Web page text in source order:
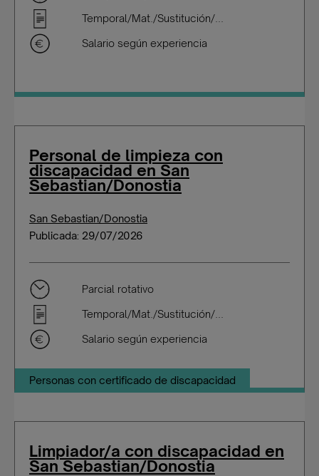
Temporal/Mat./Sustitución/...
Salario según experiencia
Personal de limpieza con
discapacidad en San
Sebastian/Donostia
San Sebastian/Donostia
Publicada: 29/07/2026
Parcial rotativo
Temporal/Mat./Sustitución/...
Salario según experiencia
Personas con certificado de discapacidad
Limpiador/a con discapacidad en
San Sebastian/Donostia